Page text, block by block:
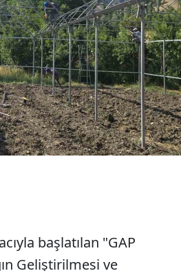
başlatılan "GAP
Geliştirilmesi ve